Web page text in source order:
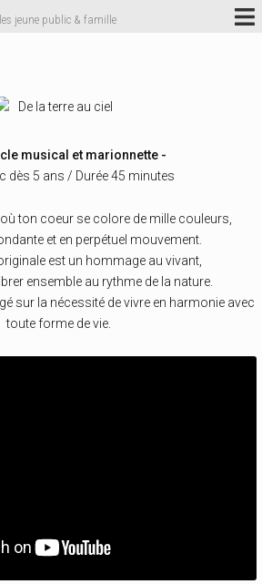
jeune public & famille
musical et marionnette -
dès 5 ans / Durée 45 minutes
ton coeur se colore de mille couleurs,
et en perpétuel mouvement.
est un hommage au vivant,
ensemble au rythme de la nature.
sur la nécessité de vivre en harmonie avec
toute forme de vie.